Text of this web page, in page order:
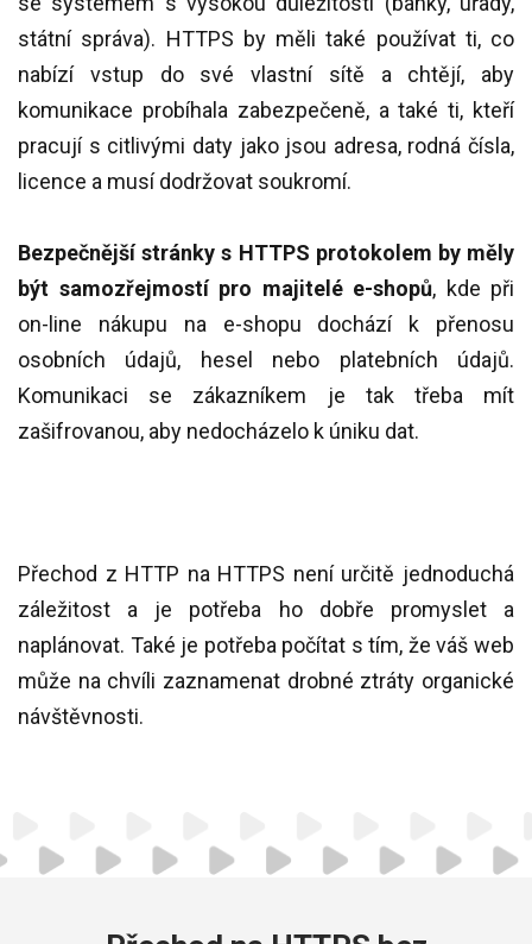
státní správa). HTTPS by měli také používat ti, co
nabízí vstup do své vlastní sítě a chtějí, aby
komunikace probíhala zabezpečeně, a také ti, kteří
pracují s citlivými daty jako jsou adresa, rodná čísla,
licence a musí dodržovat soukromí.
Bezpečnější stránky s HTTPS protokolem by měly
být samozřejmostí pro majitelé e-shopů, kde při
on-line nákupu na e-shopu dochází k přenosu
osobních údajů, hesel nebo platebních údajů.
Komunikaci se zákazníkem je tak třeba mít
zašifrovanou, aby nedocházelo k úniku dat.
Přechod z HTTP na HTTPS není určitě jednoduchá
záležitost a je potřeba ho dobře promyslet a
naplánovat. Také je potřeba počítat s tím, že váš web
může na chvíli zaznamenat drobné ztráty organické
návštěvnosti.